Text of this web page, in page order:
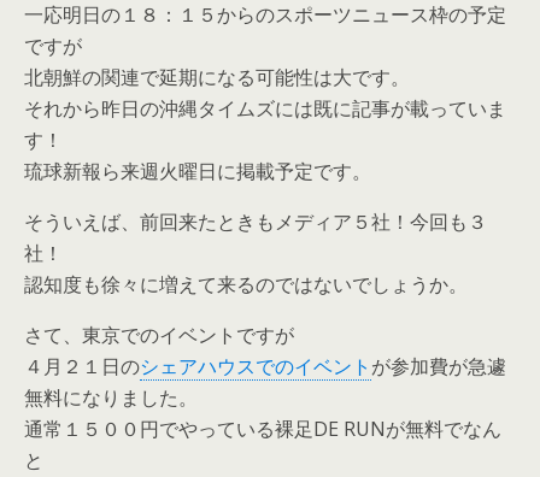
一応明日の１８：１５からのスポーツニュース枠の予定
ですが
北朝鮮の関連で延期になる可能性は大です。
それから昨日の沖縄タイムズには既に記事が載っていま
す！
琉球新報ら来週火曜日に掲載予定です。
そういえば、前回来たときもメディア５社！今回も３
社！
認知度も徐々に増えて来るのではないでしょうか。
さて、東京でのイベントですが
４月２１日のシェアハウスでのイベント が参加費が急遽
無料になりました。
通常１５００円でやっている裸足DE RUNが無料でなん
と